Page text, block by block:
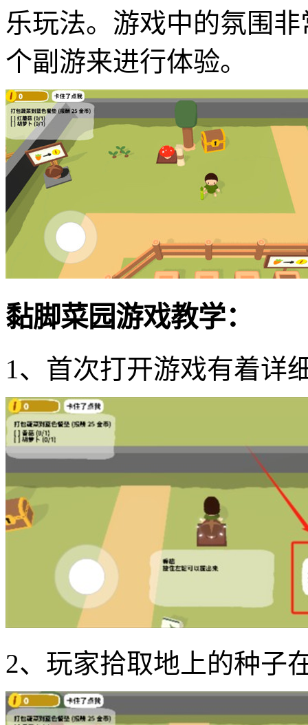
乐玩法。游戏中的氛围非
个副游来进行体验。
黏脚菜园游戏教学：
1、首次打开游戏有着详
2、玩家拾取地上的种子